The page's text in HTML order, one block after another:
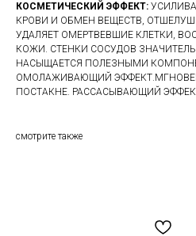
КОСМЕТИЧЕСКИЙ ЭФФЕКТ:
КРОВИ И ОБМЕН ВЕЩЕСТВ,
УДАЛЯЕТ ОМЕРТВЕВШИЕ КЛЕТКИ,
КОЖИ. СТЕНКИ СОСУДОВ
НАСЫЩАЕТСЯ ПОЛЕЗНЫМИ
ОМОЛАЖИВАЮЩИЙ
ПОСТАКНЕ. РАССАСЫВАЮЩИЙ
смотрите также